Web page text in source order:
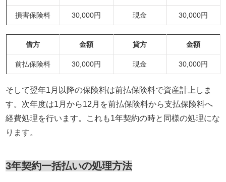
損害保険料 30,000円 現金 30,000円
借方 金額 貸方 金額
前払保険料 30,000円 現金 30,000円
そして翌年1 月以降の保険料は前払保険料で資産計上しま
す。次年度は1 月から12 月を前払保険料から支払保険料へ
経費処理を行います。これも1年契約の時と同様の処理にな
ります。
3年契約一括払いの処理方法